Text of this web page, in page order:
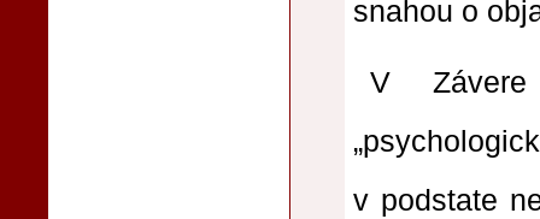
snahou o
V
v podstate